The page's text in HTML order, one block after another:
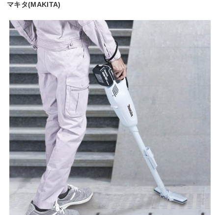
マキタ(MAKITA)